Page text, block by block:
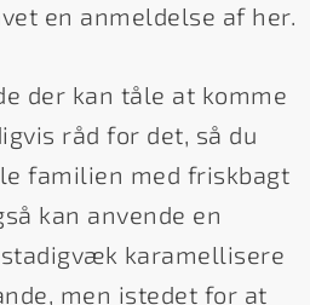
en anmeldelse af her.
der kan tåle at komme
råd for det, så du
familien med friskbagt
kan anvende en
karamellisere
men istedet for at